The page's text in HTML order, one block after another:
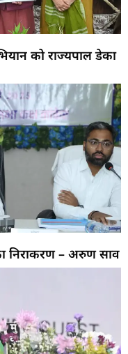
को राज्यपाल डेका
निराकरण – अरुण साव